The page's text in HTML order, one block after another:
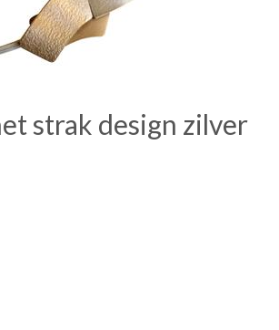
strak design zilver